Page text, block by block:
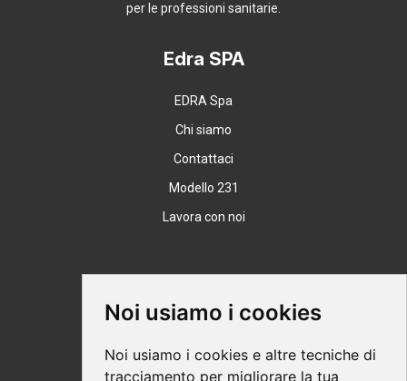
Noi usiamo i cookies
Noi usiamo i cookies e altre tecniche di
tracciamento per migliorare la tua
per le professioni sanitarie.
Edra SPA
EDRA Spa
Chi siamo
Contattaci
Modello 231
Lavora con noi
Supporto
Modalità di acquisto